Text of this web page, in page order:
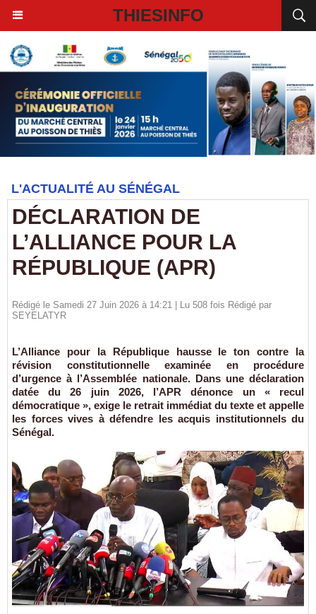
THIESINFO
L'ACTUALITÉ AU SÉNÉGAL
DÉCLARATION DE
L’ALLIANCE POUR LA
RÉPUBLIQUE (APR)
Rédigé le Samedi 27 Juin 2026 à 14:21 | Lu 508 fois Rédigé par
SEYELATYR
L’Alliance pour la République hausse le ton contre la
révision constitutionnelle examinée en procédure
d’urgence à l’Assemblée nationale. Dans une déclaration
datée du 26 juin 2026, l’APR dénonce un « recul
démocratique », exige le retrait immédiat du texte et appelle
les forces vives à défendre les acquis institutionnels du
Sénégal.